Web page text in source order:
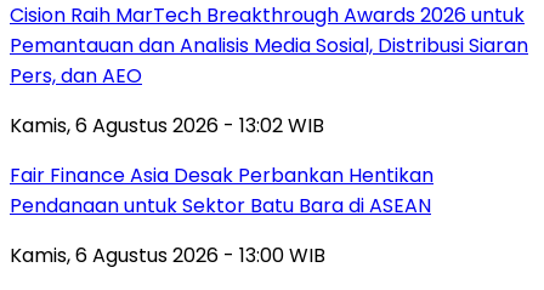
Cision Raih MarTech Breakthrough Awards 2026 untuk
Pemantauan dan Analisis Media Sosial, Distribusi Siaran
Pers, dan AEO
Kamis, 6 Agustus 2026 - 13:02 WIB
Fair Finance Asia Desak Perbankan Hentikan
Pendanaan untuk Sektor Batu Bara di ASEAN
Kamis, 6 Agustus 2026 - 13:00 WIB